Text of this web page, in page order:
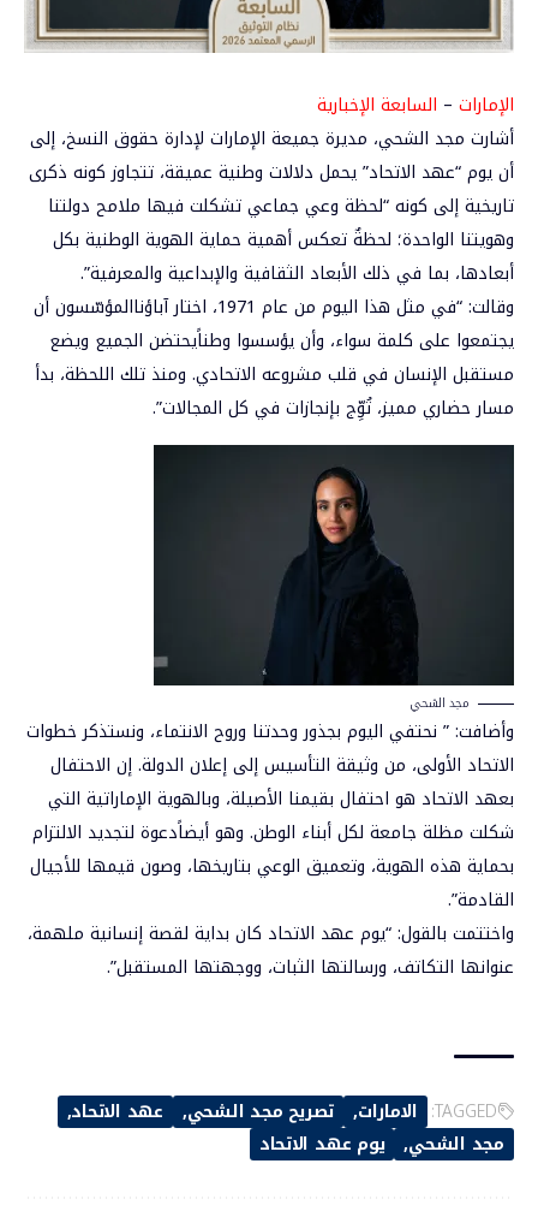
الإمارات – السابعة الإخبارية
أشارت مجد الشحي، مديرة جميعة الإمارات لإدارة حقوق النسخ، إلى
أن يوم “عهد الاتحاد” يحمل دلالات وطنية عميقة، تتجاوز كونه ذكرى
تاريخية إلى كونه “لحظة وعي جماعي تشكلت فيها ملامح دولتنا
وهويتنا الواحدة؛ لحظةٌ تعكس أهمية حماية الهوية الوطنية بكل
أبعادها، بما في ذلك الأبعاد الثقافية والإبداعية والمعرفية”.
وقالت: “في مثل هذا اليوم من عام 1971، اختار آباؤناالمؤسّسون أن
يجتمعوا على كلمة سواء، وأن يؤسسوا وطناًيحتضن الجميع ويضع
مستقبل الإنسان في قلب مشروعه الاتحادي. ومنذ تلك اللحظة، بدأ
مسار حضاري مميز، تُوِّج بإنجازات في كل المجالات”.
مجد الشحي
وأضافت: ” نحتفي اليوم بجذور وحدتنا وروح الانتماء، ونستذكر خطوات
الاتحاد الأولى، من وثيقة التأسيس إلى إعلان الدولة. إن الاحتفال
بعهد الاتحاد هو احتفال بقيمنا الأصيلة، وبالهوية الإماراتية التي
شكلت مظلة جامعة لكل أبناء الوطن. وهو أيضاًدعوة لتجديد الالتزام
بحماية هذه الهوية، وتعميق الوعي بتاريخها، وصون قيمها للأجيال
القادمة”.
واختتمت بالقول: “يوم عهد الاتحاد كان بداية لقصة إنسانية ملهمة،
عنوانها التكاتف، ورسالتها الثبات، ووجهتها المستقبل”.
TAGGED: الامارات تصريح مجد الشحي
عهد الاتحاد
مجد الشحي
يوم عهد الاتحاد